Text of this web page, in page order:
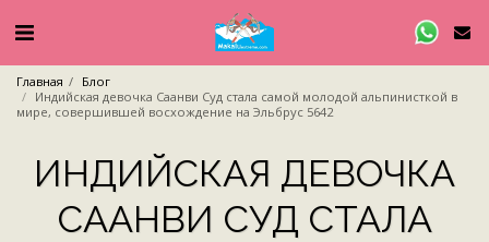
Главная
Блог
Индийская девочка Саанви Суд стала самой молодой альпинисткой в
мире, совершившей восхождение на Эльбрус 5642
ИНДИЙСКАЯ ДЕВОЧКА
СААНВИ СУД СТАЛА